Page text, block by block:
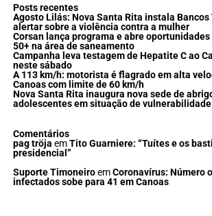
Posts recentes
Agosto Lilás: Nova Santa Rita instala Bancos
alertar sobre a violência contra a mulher
Corsan lança programa e abre
50+ na área de saneamento
Campanha leva testagem de Hepatite C ao
neste sábado
A 113 km/h: motorista é flagrado em alta
Canoas com limite de 60 km/h
Nova Santa Rita inaugura nova sede de
adolescentes em situação de vulnerabilidade
Comentários
pag tröja emTito Guarniere: “Tuítes e os
presidencial”
Suporte TimoneiroemCoronavírus: Número
infectados sobe para 41 em Canoas